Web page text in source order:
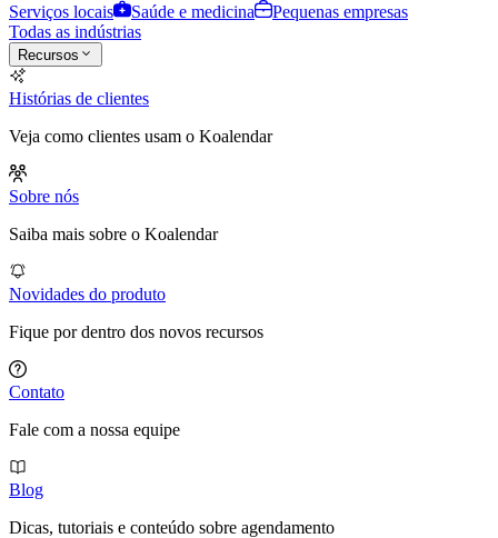
Serviços locais
Saúde e medicina
Pequenas empresas
Todas as indústrias
Recursos
Histórias de clientes
Veja como clientes usam o Koalendar
Sobre nós
Saiba mais sobre o Koalendar
Novidades do produto
Fique por dentro dos novos recursos
Contato
Fale com a nossa equipe
Blog
Dicas, tutoriais e conteúdo sobre agendamento